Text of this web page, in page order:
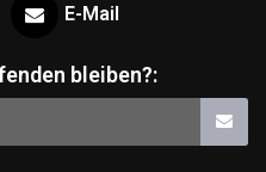
E-Mail
bleiben?: